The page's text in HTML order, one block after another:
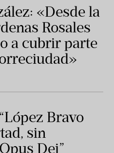
«Desde la
Rosales
a cubrir parte
Bravo
sin
Dei”